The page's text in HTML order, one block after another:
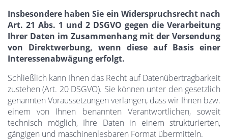
Insbesondere haben Sie ein Widerspruchsrecht nach
Art. 21 Abs. 1 und 2 DSGVO gegen die Verarbeitung
Ihrer Daten im Zusammenhang mit der Versendung
von Direktwerbung, wenn diese auf Basis einer
Interessenabwägung erfolgt.
Schließlich kann Ihnen das Recht auf Datenübertragbarkeit
zustehen (Art. 20 DSGVO). Sie können unter den gesetzlich
genannten Voraussetzungen verlangen, dass wir Ihnen bzw.
einem von Ihnen benannten Verantwortlichen, soweit
technisch möglich, Ihre Daten in einem strukturierten,
gängigen und maschinenlesbaren Format übermitteln.